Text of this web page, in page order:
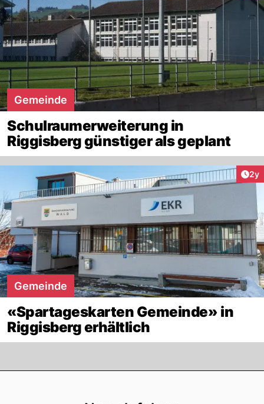
Gemeinde
Schulraumerweiterung in
Riggisberg günstiger als geplant
2y
Gemeinde
«Spartageskarten Gemeinde» in
Riggisberg erhältlich